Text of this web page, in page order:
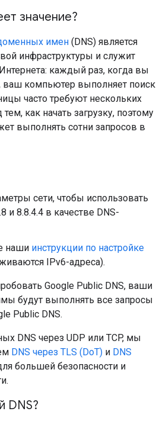
значение?
имен (DNS) является
инфраструктуры и служит
каждый раз, когда вы
ваш компьютер выполняет поиск
часто требуют нескольких
как начать загрузку, поэтому
выполнять сотни запросов в
сети, чтобы использовать
и 8.8.4.4 в качестве DNS-
наши инструкции по настройке
IPv6-адреса).
Google Public DNS, ваши
будут выполнять все запросы
Public DNS.
DNS через UDP или TCP, мы
DNS через TLS (DoT) и DNS
большей безопасности и
DNS?